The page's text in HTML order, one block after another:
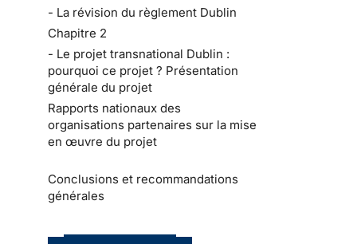
- La révision du règlement Dublin
Chapitre 2
- Le projet transnational Dublin :
pourquoi ce projet ? Présentation
générale du projet
Rapports nationaux des
organisations partenaires sur la mise
en œuvre du projet
Conclusions et recommandations
générales